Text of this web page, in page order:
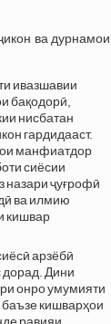
ва дурнамои
ивазшавии
бақодорӣ,
нисбатан
гардидааст.
манфиатдор
сиёсии
назари ҷуғрофӣ
ва илмию
кишвар
арзёбӣ
дорад. Дини
онро умумияти
кишварҳои